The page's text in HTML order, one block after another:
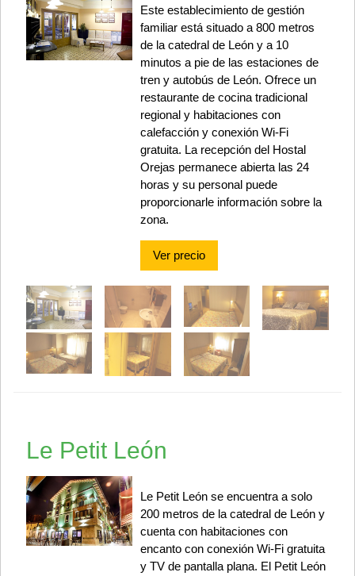
Este establecimiento de gestión
familiar está situado a 800 metros
de la catedral de León y a 10
minutos a pie de las estaciones de
tren y autobús de León. Ofrece un
restaurante de cocina tradicional
regional y habitaciones con
calefacción y conexión Wi-Fi
gratuita. La recepción del Hostal
Orejas permanece abierta las 24
horas y su personal puede
proporcionarle información sobre la
zona.
Ver precio
Le Petit León
Le Petit León se encuentra a solo
200 metros de la catedral de León y
cuenta con habitaciones con
encanto con conexión Wi-Fi gratuita
y TV de pantalla plana. El Petit León